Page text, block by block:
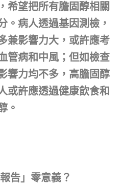
希望把所有膽固醇相關
。病人透過基因測檢，
兼影響力大，或許應考
管病和中風；但如檢查
響力均不多，高膽固醇
或許應透過健康飲食和
。
告」零意義？